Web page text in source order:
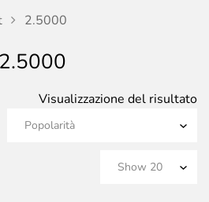
2.5000
2.5000
Visualizzazione del risultato